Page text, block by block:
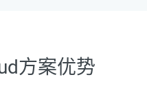
方案优势